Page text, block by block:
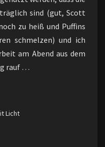
sind (gut, Scott
zu heiß und Puffins
schmelzen) und ich
am Abend aus dem
rauf …
Licht